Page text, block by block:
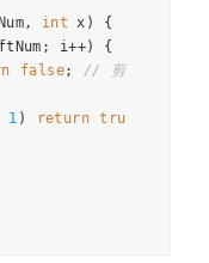
, int x )
{
; i++)
{
false;
// 剪
1 ) return tru